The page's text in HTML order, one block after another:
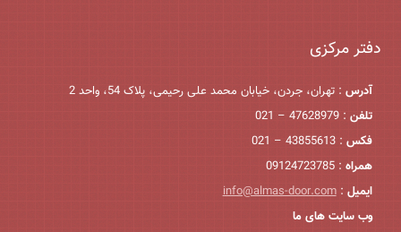
دفتر مرکزی
آدرس : تهران، جردن، خیابان محمد علی رحیمی، پلاک 54، واحد 2
تلفن : 47628979 – 021
فکس : 43855613 – 021
همراه : 09124723785
ایمیل :
info@almas-door.com
وب سایت های ما